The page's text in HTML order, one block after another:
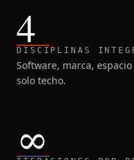
4
DISCIPLINAS
Software, marca,
solo techo.
∞